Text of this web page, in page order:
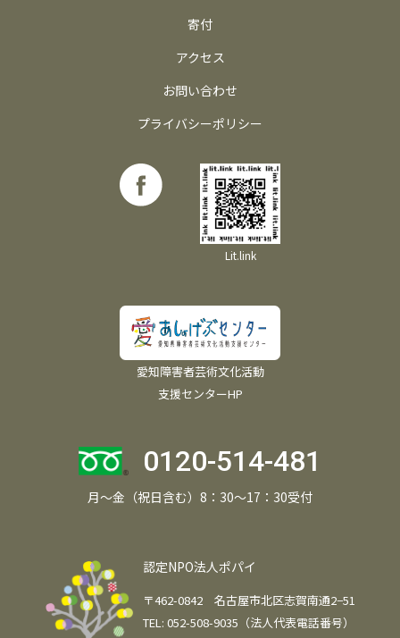
寄付
アクセス
お問い合わせ
プライバシーポリシー
Lit.link
愛知障害者芸術文化活動
支援センターHP
0120-514-481
月～金（祝日含む）8：30～17：30受付
認定NPO法人ポパイ
〒462-0842 名古屋市北区志賀南通2−51
TEL: 052-508-9035（法人代表電話番号）